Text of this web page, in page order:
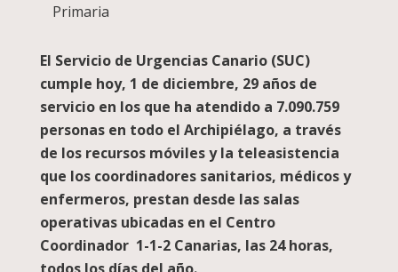
Primaria
El Servicio de Urgencias Canario (SUC)
cumple hoy, 1 de diciembre, 29 años de
servicio en los que ha atendido a 7.090.759
personas en todo el Archipiélago, a través
de los recursos móviles y la teleasistencia
que los coordinadores sanitarios, médicos y
enfermeros, prestan desde las salas
operativas ubicadas en el Centro
Coordinador 1-1-2 Canarias, las 24 horas,